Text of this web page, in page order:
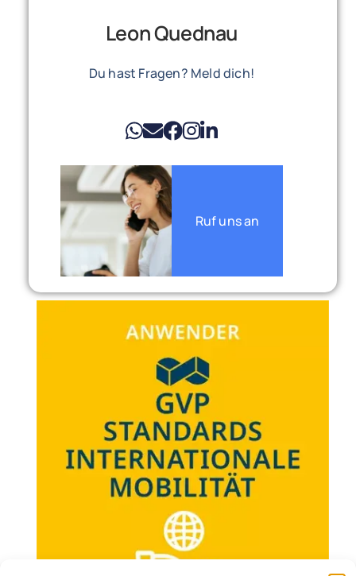
Leon Quednau
Du hast Fragen? Meld dich!
Ruf uns an